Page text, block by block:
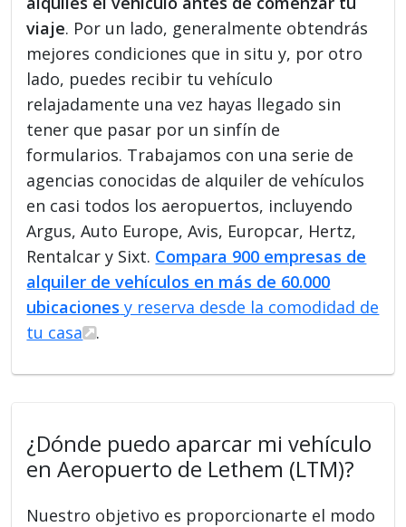
viaje. Por un lado, generalmente obtendrás
mejores condiciones que in situ y, por otro
lado, puedes recibir tu vehículo
relajadamente una vez hayas llegado sin
tener que pasar por un sinfín de
formularios. Trabajamos con una serie de
agencias conocidas de alquiler de vehículos
en casi todos los aeropuertos, incluyendo
Argus, Auto Europe, Avis, Europcar, Hertz,
Rentalcar y Sixt. Compara 900 empresas de
alquiler de vehículos en más de 60.000
ubicaciones y reserva desde la comodidad de
tu casa
.
¿Dónde puedo aparcar mi vehículo
en Aeropuerto de Lethem (LTM)?
Nuestro objetivo es proporcionarte el modo